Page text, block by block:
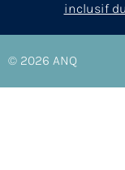
inclusif
© 2026 ANQ